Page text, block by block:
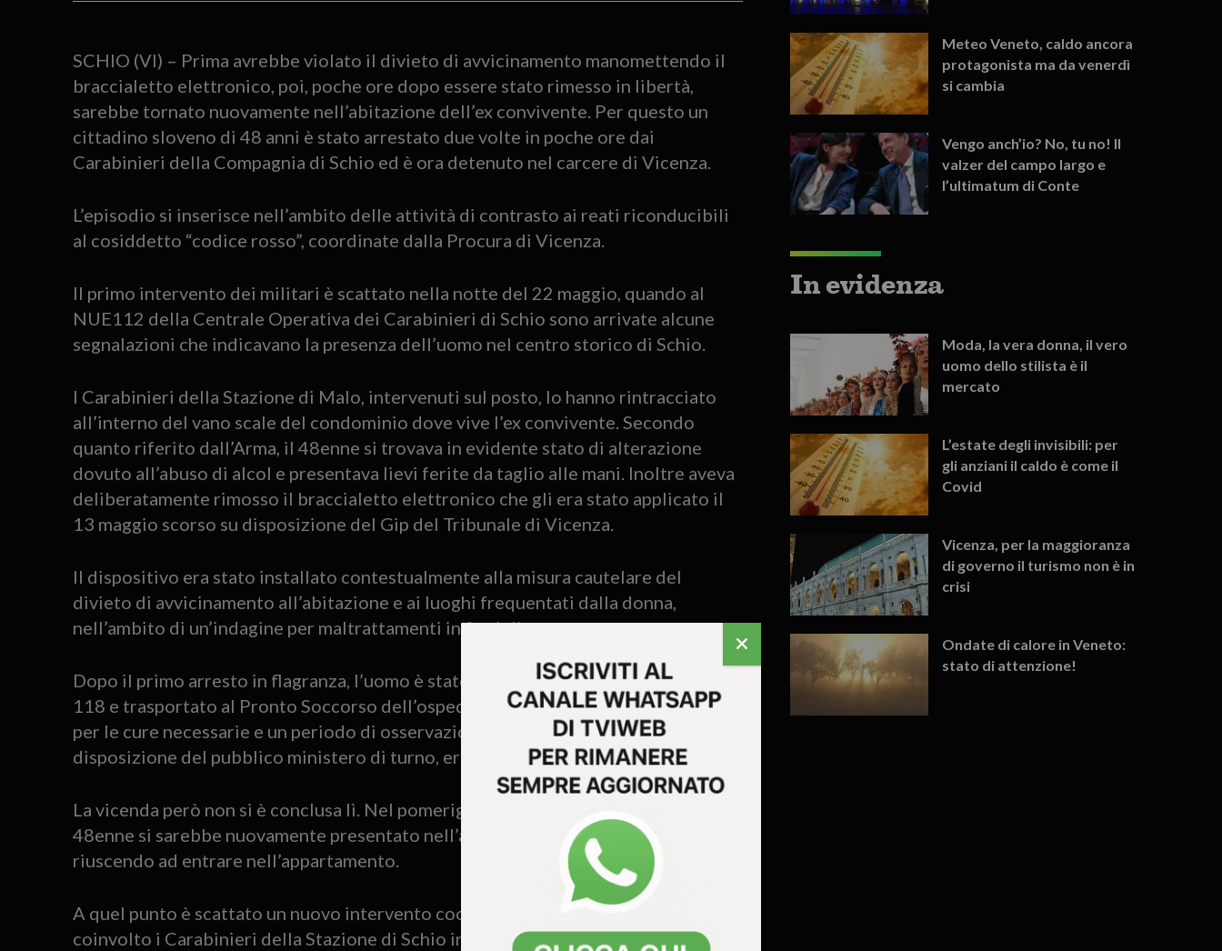
SCHIO (VI) – Prima avrebbe violato il divieto di avvicinamento manomettendo il
braccialetto elettronico, poi, poche ore dopo essere stato rimesso in libertà,
sarebbe tornato nuovamente nell’abitazione dell’ex convivente. Per questo un
cittadino sloveno di 48 anni è stato arrestato due volte in poche ore dai
Carabinieri della Compagnia di Schio ed è ora detenuto nel carcere di Vicenza.
L’episodio si inserisce nell’ambito delle attività di contrasto ai reati riconducibili
al cosiddetto “codice rosso”, coordinate dalla Procura di Vicenza.
Il primo intervento dei militari è scattato nella notte del 22 maggio, quando al
NUE112 della Centrale Operativa dei Carabinieri di Schio sono arrivate alcune
segnalazioni che indicavano la presenza dell’uomo nel centro storico di Schio.
I Carabinieri della Stazione di Malo, intervenuti sul posto, lo hanno rintracciato
all’interno del vano scale del condominio dove vive l’ex convivente. Secondo
quanto riferito dall’Arma, il 48enne si trovava in evidente stato di alterazione
dovuto all’abuso di alcol e presentava lievi ferite da taglio alle mani. Inoltre aveva
deliberatamente rimosso il braccialetto elettronico che gli era stato applicato il
13 maggio scorso su disposizione del Gip del Tribunale di Vicenza.
Il dispositivo era stato installato contestualmente alla misura cautelare del
divieto di avvicinamento all’abitazione e ai luoghi frequentati dalla donna,
nell’ambito di un’indagine per maltrattamenti in famiglia.
Dopo il primo arresto in flagranza, l’uomo è stato soccorso dal personale del Suem
118 e trasportato al Pronto Soccorso dell’ospedale Alto Vicentino di Santorso
per le cure necessarie e un periodo di osservazione. Successivamente, su
disposizione del pubblico ministero di turno, era stato rimesso in libertà.
La vicenda però non si è conclusa lì. Nel pomeriggio della stessa giornata, infatti, il
48enne si sarebbe nuovamente presentato nell’abitazione dell’ex convivente,
riuscendo ad entrare nell’appartamento.
A quel punto è scattato un nuovo intervento coordinato sul territorio che ha
coinvolto i Carabinieri della Stazione di Schio insieme ai colleghi delle Stazioni di
Meteo Veneto, caldo ancora
protagonista ma da venerdì
si cambia
Vengo anch’io? No, tu no! Il
valzer del campo largo e
l’ultimatum di Conte
In evidenza
Moda, la vera donna, il vero
uomo dello stilista è il
mercato
L’estate degli invisibili: per
gli anziani il caldo è come il
Covid
Vicenza, per la maggioranza
di governo il turismo non è in
crisi
Ondate di calore in Veneto:
stato di attenzione!